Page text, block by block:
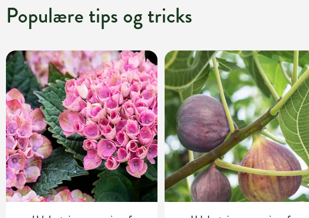
Populære tips og tricks